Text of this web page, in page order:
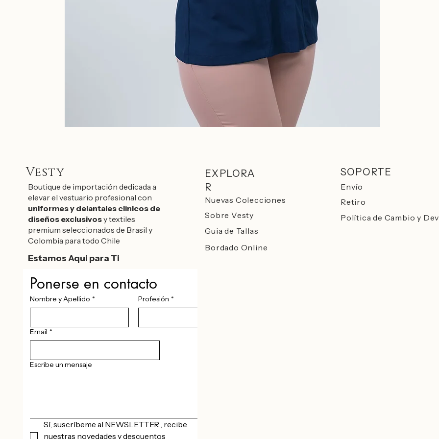
Vesty
Boutique de importación dedicada a
elevar el vestuario profesional con
uniformes y delantales clínicos de
diseños exclusivosy textiles
premium seleccionados de Brasil y
Colombia para todo Chile
Estamos Aqui para Ti
Ponerse en contacto
Nombre y Apellido * Profesión *
Email *
Escribe un mensaje
Sí, suscríbeme al NEWSLETTER , recibe
nuestras novedades y descuentos
EXPLORA
R
Nuevas Colecciones
Sobre Vesty​
Guia de Tallas
Bordado Online
SOPORTE
Envío
Retiro
Política de Cambio y